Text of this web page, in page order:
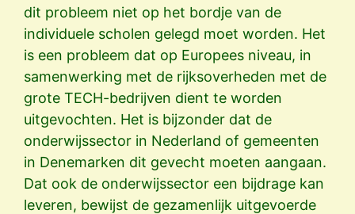
dit probleem niet op het bordje van de
individuele scholen gelegd moet worden. Het
is een probleem dat op Europees niveau, in
samenwerking met de rijksoverheden met de
grote TECH-bedrijven dient te worden
uitgevochten. Het is bijzonder dat de
onderwijssector in Nederland of gemeenten
in Denemarken dit gevecht moeten aangaan.
Dat ook de onderwijssector een bijdrage kan
leveren, bewijst de gezamenlijk uitgevoerde